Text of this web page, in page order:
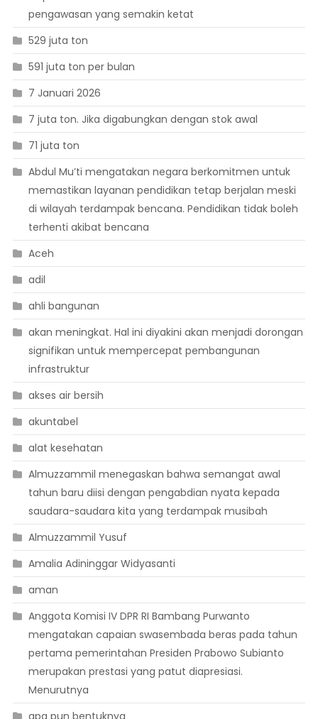
pengawasan yang semakin ketat
529 juta ton
591 juta ton per bulan
7 Januari 2026
7 juta ton. Jika digabungkan dengan stok awal
71 juta ton
Abdul Mu’ti mengatakan negara berkomitmen untuk
memastikan layanan pendidikan tetap berjalan meski
di wilayah terdampak bencana. Pendidikan tidak boleh
terhenti akibat bencana
Aceh
adil
ahli bangunan
akan meningkat. Hal ini diyakini akan menjadi dorongan
signifikan untuk mempercepat pembangunan
infrastruktur
akses air bersih
akuntabel
alat kesehatan
Almuzzammil menegaskan bahwa semangat awal
tahun baru diisi dengan pengabdian nyata kepada
saudara-saudara kita yang terdampak musibah
Almuzzammil Yusuf
Amalia Adininggar Widyasanti
aman
Anggota Komisi IV DPR RI Bambang Purwanto
mengatakan capaian swasembada beras pada tahun
pertama pemerintahan Presiden Prabowo Subianto
merupakan prestasi yang patut diapresiasi.
Menurutnya